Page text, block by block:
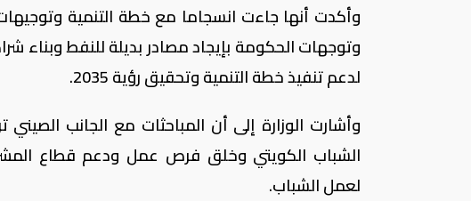
وأكدت أنها جاءت انسجاما مع خطة التنمية
وتوجهات الحكومة بإيجاد مصادر بديلة للنفط وبناء
لدعم تنفيذ خطة التنمية وتحقيق رؤية 2035.
وأشارت الوزارة إلى أن المباحثات مع الجانب
الشباب الكويتي وخلق فرص عمل ودعم قطاع
لعمل الشباب.